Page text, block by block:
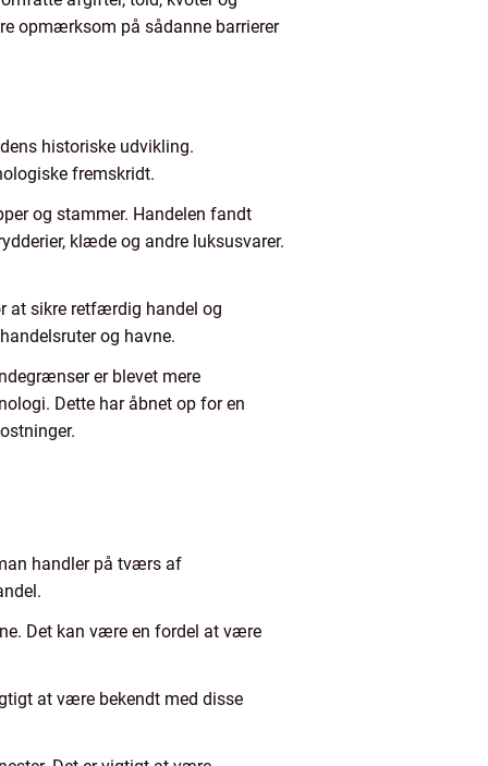
opmærksom på sådanne barrierer
historiske udvikling.
fremskridt.
og stammer. Handelen fandt
klæde og andre luksusvarer.
at sikre retfærdig handel og
og havne.
er blevet mere
Dette har åbnet op for en
handler på tværs af
Det kan være en fordel at være
at være bekendt med disse